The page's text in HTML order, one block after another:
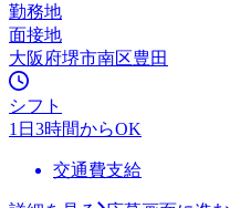
勤務地
面接地
大阪府堺市南区豊田
シフト
1日3時間からOK
交通費支給